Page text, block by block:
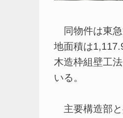
同物件は東急
地面積は
木造枠組壁工
いる。
主要構造部と